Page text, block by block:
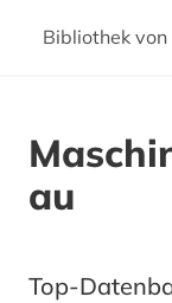
Bibliothek von
au
Top-